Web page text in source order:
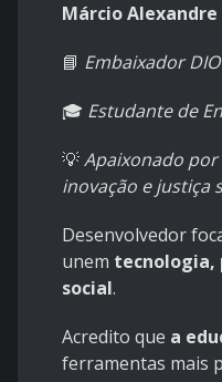
Márcio Alexandre
📘 Embaixador
🎓 Estudante de
💡Apaixonado
inovação e justiça
Desenvolvedor
unem tecnologia,
social.
Acredito que a
ferramentas mais